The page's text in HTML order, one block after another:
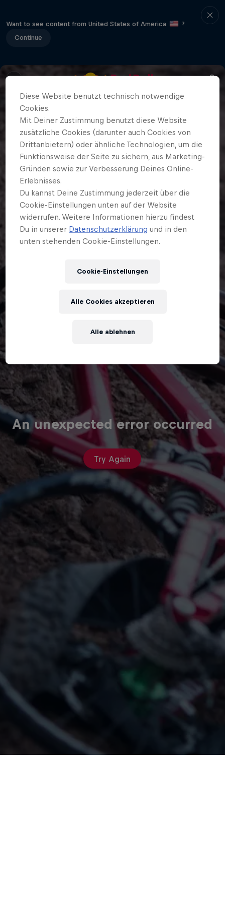
Want to see content from United States of America
?
Continue
An unexpected error occurred
Try Again
Diese Website benutzt technisch notwendige
Cookies.
Mit Deiner Zustimmung benutzt diese Website
zusätzliche Cookies (darunter auch Cookies von
Drittanbietern) oder ähnliche Technologien, um die
Funktionsweise der Seite zu sichern, aus Marketing-
Gründen sowie zur Verbesserung Deines Online-
Erlebnisses.
Du kannst Deine Zustimmung jederzeit über die
Cookie-Einstellungen unten auf der Website
widerrufen. Weitere Informationen hierzu findest
Du in unserer Datenschutzerklärung und in den
unten stehenden Cookie-Einstellungen.
Cookie-Einstellungen
Alle ablehnen
Alle Cookies akzeptieren